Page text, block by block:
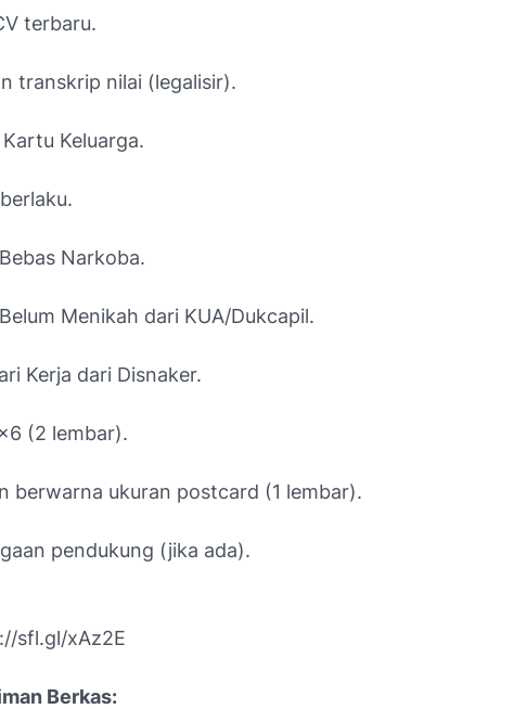
terbaru.
transkrip nilai (legalisir).
Keluarga.
Narkoba.
Menikah dari KUA/Dukcapil.
Kerja dari Disnaker.
(2 lembar).
berwarna ukuran postcard (1 lembar).
pendukung (jika ada).
sfl.gl/xAz2E
Berkas: